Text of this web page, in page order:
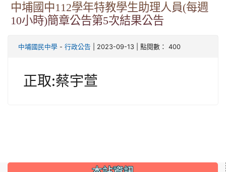
中埔國中112學年特教學生助理人員(每週
10小時)簡章公告第5次結果公告
中埔國民中學 - 行政公告 | 2023-09-13 | 點閱數： 400
正取:蔡宇萱
:::